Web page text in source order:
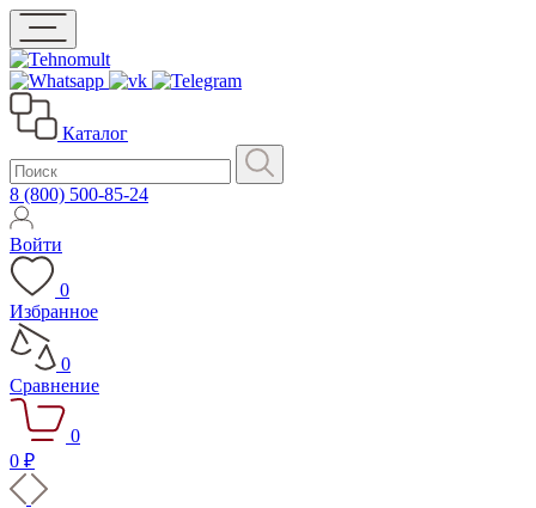
Каталог
8 (800) 500-85-24
Войти
0
Избранное
0
Сравнение
0
0 ₽